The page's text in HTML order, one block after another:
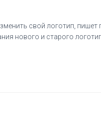
свой логотип,
нового и старого